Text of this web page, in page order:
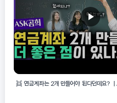
👯 연금계좌는 2개 만들어야 된다던데요?